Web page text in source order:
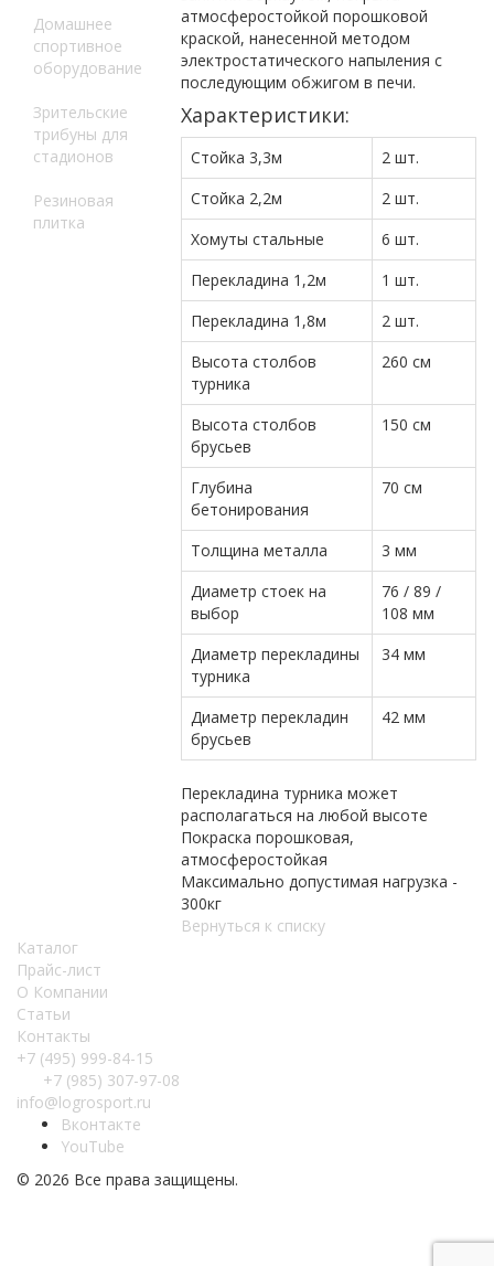
Домашнее
спортивное
оборудование
Зрительские
трибуны для
стадионов
Резиновая
плитка
атмосферостойкой порошковой
краской, нанесенной методом
электростатического напыления с
последующим обжигом в печи.
Характеристики:
Стойка 3,3м
2 шт.
Стойка 2,2м
2 шт.
Хомуты стальные
6 шт.
Перекладина 1,2м
1 шт.
Перекладина 1,8м
2 шт.
Высота столбов
турника
260 см
Высота столбов
брусьев
150 см
Глубина
бетонирования
70 см
Толщина металла
3 мм
Диаметр стоек на
выбор
76 / 89 /
108 мм
Диаметр перекладины
турника
34 мм
Диаметр перекладин
брусьев
42 мм
Перекладина турника может
располагаться на любой высоте
Покраска порошковая,
атмосферостойкая
Максимально допустимая нагрузка -
300кг
Вернуться к списку
Каталог
Прайс-лист
О Компании
Статьи
Контакты
+7 (495) 999-84-15
+7 (985) 307-97-08
info@logrosport.ru
Вконтакте
YouTube
© 2026 Все права защищены.